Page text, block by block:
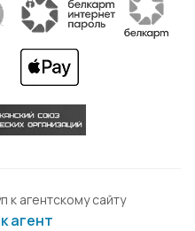
к агентскому сайту
агент